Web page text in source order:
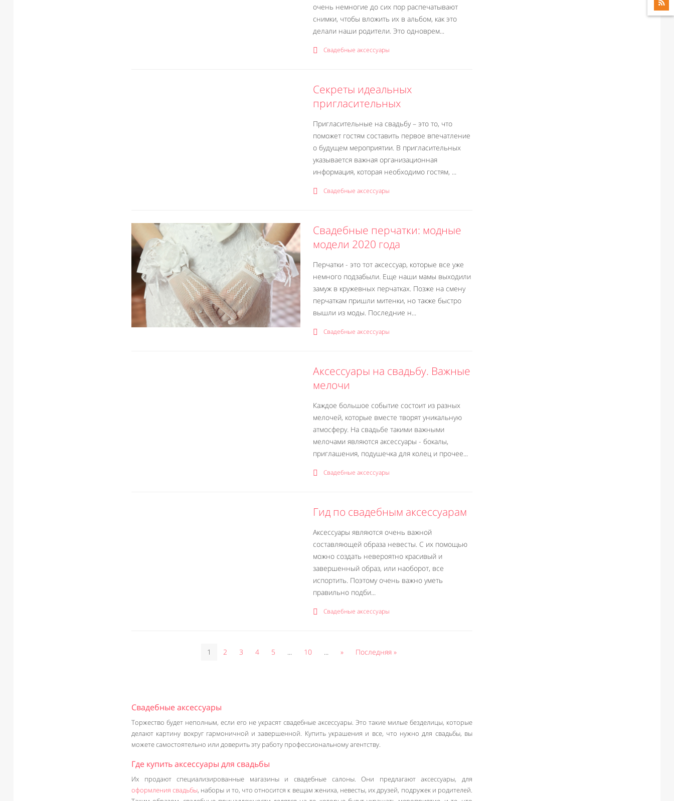
очень немногие до сих пор распечатывают
снимки, чтобы вложить их в альбом, как это
делали наши родители. Это одноврем...
Свадебные аксессуары
Секреты идеальных
пригласительных
Пригласительные на свадьбу – это то, что
поможет гостям составить первое впечатление
о будущем мероприятии. В пригласительных
указывается важная организационная
информация, которая необходимо гостям, ...
Свадебные аксессуары
Свадебные перчатки: модные
модели 2020 года
Перчатки - это тот аксессуар, которые все уже
немного подзабыли. Еще наши мамы выходили
замуж в кружевных перчатках. Позже на смену
перчаткам пришли митенки, но также быстро
вышли из моды. Последние н...
Свадебные аксессуары
Аксессуары на свадьбу. Важные
мелочи
Каждое большое событие состоит из разных
мелочей, которые вместе творят уникальную
атмосферу. На свадьбе такими важными
мелочами являются аксессуары - бокалы,
приглашения, подушечка для колец и прочее...
Свадебные аксессуары
Гид по свадебным аксессуарам
Аксессуары являются очень важной
составляющей образа невесты. С их помощью
можно создать невероятно красивый и
завершенный образ, или наоборот, все
испортить. Поэтому очень важно уметь
правильно подби...
Свадебные аксессуары
1 2 3 4 5 ... 10 ... » Последняя »
Свадебные аксессуары
Торжество будет неполным, если его не украсят свадебные аксессуары. Это такие милые безделицы, которые
делают картину вокруг гармоничной и завершенной. Купить украшения и все, что нужно для свадьбы, вы
можете самостоятельно или доверить эту работу профессиональному агентству.
Где купить аксессуары для свадьбы
Их продают специализированные магазины и свадебные салоны. Они предлагают аксессуары, для
оформления свадьбы, наборы и то, что относится к вещам жениха, невесты, их друзей, подружек и родителей.